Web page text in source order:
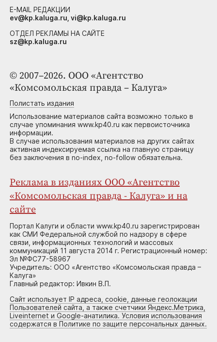
© 2007–2026. ООО «Агентство
«Комсомольская правда – Калуга»
Полистать издания
Использование материалов сайта возможно только в
случае упоминания www.kp40.ru как первоисточника
информации.
В случае использования материалов на других сайтах
активная индексируемая ссылка на главную страницу
без заключения в no-index, no-follow обязательна.
Реклама в изданиях ООО «Агентство
«Комсомольская правда - Калуга» и на
сайте
Портал Калуги и области www.kp40.ru зарегистрирован
как СМИ Федеральной службой по надзору в сфере
связи, информационных технологий и массовых
коммуникаций 11 августа 2014 г. Регистрационный номер:
Эл №ФС77-58967
Учредитель: ООО «Агентство «Комсомольская правда –
Калуга»
Главный редактор: Ивкин В.П.
Сайт использует IP адреса, cookie, данные геолокации
Пользователей сайта, а также счетчики Яндекс.Метрика,
Liveinternet и Google-анатилика. Условия использования
содержатся в Политике по защите персональных данных.
E-MAIL РЕДАКЦИИ
ev@kp.kaluga.ru, vi@kp.kaluga.ru
ОТДЕЛ РЕКЛАМЫ НА САЙТЕ
sz@kp.kaluga.ru